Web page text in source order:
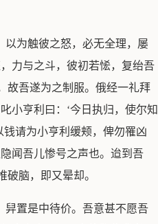
为触彼之怒，必无全理，屡
力与之斗，彼初若恡，复绐吾
故吾遂为之制服。俄经一礼拜
小亨利曰：‘今日执归，使尔知
请为小亨利缓颊，俾勿罹凶
闻吾儿惨号之声也。迨到吾
脑，即又晕却。
舁置是中待价。吾意甚不愿吾